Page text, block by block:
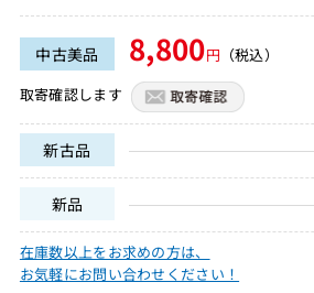
中古美品 8,800円 （税込）
取寄確認します
新古品
新品
在庫数以上をお求めの方は、
お気軽にお問い合わせください！